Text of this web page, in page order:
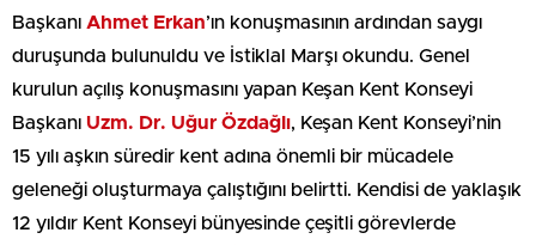
Başkanı Ahmet Erkan’ın konuşmasının ardından saygı
duruşunda bulunuldu ve İstiklal Marşı okundu. Genel
kurulun açılış konuşmasını yapan Keşan Kent Konseyi
Başkanı Uzm. Dr. Uğur Özdağlı, Keşan Kent Konseyi’nin
15 yılı aşkın süredir kent adına önemli bir mücadele
geleneği oluşturmaya çalıştığını belirtti. Kendisi de yaklaşık
12 yıldır Kent Konseyi bünyesinde çeşitli görevlerde